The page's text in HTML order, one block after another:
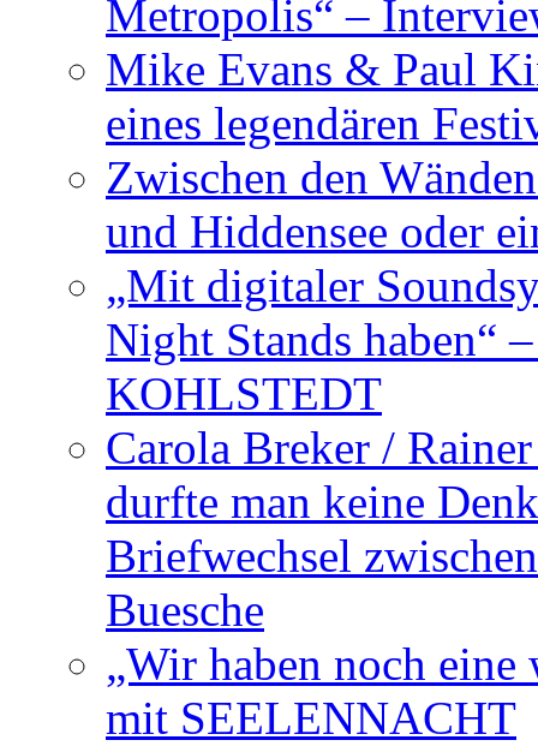
Metropolis“ –
Mike Evans & Paul
eines legendären
Zwischen den
und Hiddensee oder
„Mit digitaler
Night Stands haben“
KOHLSTEDT
Carola Breker /
durfte man keine
Briefwechsel
Buesche
„Wir haben noch
mit SEELENNACHT